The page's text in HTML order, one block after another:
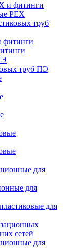
и фитинги
PEX
труб
труб ПЭ
для
для
сетей